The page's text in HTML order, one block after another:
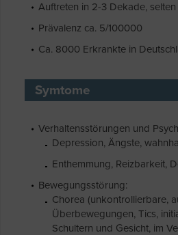
Auftreten in 2-3 Dekade,
Prävalenz ca. 5/100000
Ca. 8000 Erkrankte in
Symtome
Verhaltensstörungen und
Depression, Ängste,
Enthemmung, Reizbarkeit,
Bewegungsstörung:
Chorea (unkontrollierbare,
Überbewegungen, Tics,
Schultern und Gesicht, im